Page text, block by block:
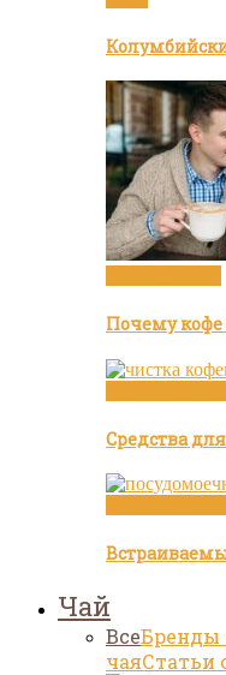
Почему кофе
Средства
Чай
ВсеБренды
чаяСтатьи